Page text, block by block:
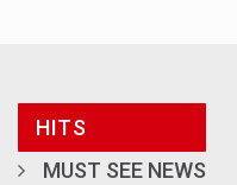
HITS
MUST SEE NEWS